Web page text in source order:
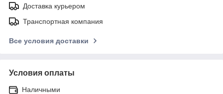
Доставка курьером
Транспортная компания
Все условия доставки
Условия оплаты
Наличными